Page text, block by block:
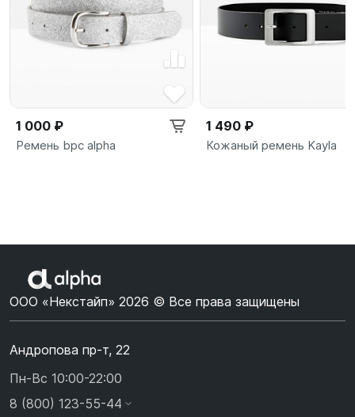
1 000 ₽
Ремень bpc alpha
1 490 ₽
Кожаный ремень Kayla
ООО «Некстайп» 2026 © Все права защищены
Андропова пр-т, 22
Пн-Вс 10:00-22:00
8 (800) 123-55-44